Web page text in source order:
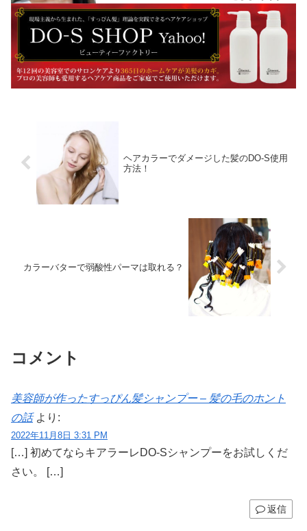
ヘアカラーでダメージした髪のDO-S使用
方法！
カラーバターで弱酸性パーマは取れる？
コメント
美容師が作ったすっぴん髪シャンプー – 髪の毛のホント
の話 より:
2022年11月8日 3:31 PM
[…] 初めてならキアラーレDO-Sシャンプーをお試しくだ
さい。 […]
返信